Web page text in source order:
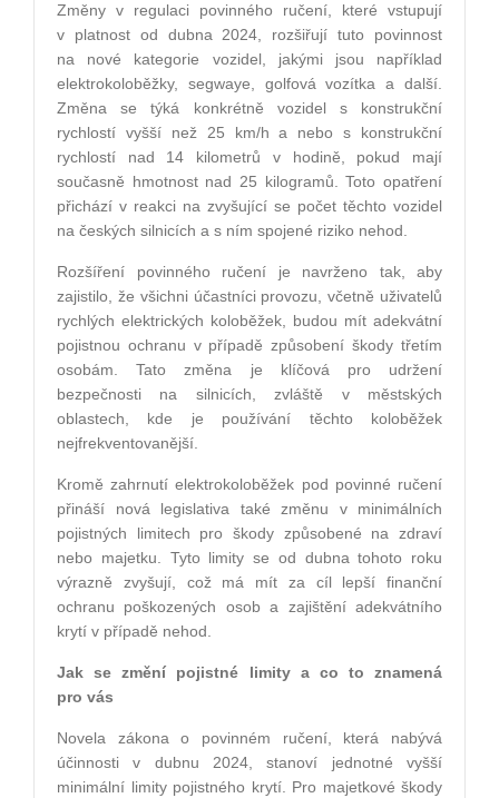
Změny v regulaci povinného ručení, které vstupují
v platnost od dubna 2024, rozšiřují tuto povinnost
na nové kategorie vozidel, jakými jsou například
elektrokoloběžky, segwaye, golfová vozítka a další.
Změna se týká konkrétně vozidel s konstrukční
rychlostí vyšší než 25 km/h a nebo s konstrukční
rychlostí nad 14 kilometrů v hodině, pokud mají
současně hmotnost nad 25 kilogramů. Toto opatření
přichází v reakci na zvyšující se počet těchto vozidel
na českých silnicích a s ním spojené riziko nehod.
Rozšíření povinného ručení je navrženo tak, aby
zajistilo, že všichni účastníci provozu, včetně uživatelů
rychlých elektrických koloběžek, budou mít adekvátní
pojistnou ochranu v případě způsobení škody třetím
osobám. Tato změna je klíčová pro udržení
bezpečnosti na silnicích, zvláště v městských
oblastech, kde je používání těchto koloběžek
nejfrekventovanější.
Kromě zahrnutí elektrokoloběžek pod povinné ručení
přináší nová legislativa také změnu v minimálních
pojistných limitech pro škody způsobené na zdraví
nebo majetku. Tyto limity se od dubna tohoto roku
výrazně zvyšují, což má mít za cíl lepší finanční
ochranu poškozených osob a zajištění adekvátního
krytí v případě nehod.
Jak se změní pojistné limity a co to znamená
pro vás
Novela zákona o povinném ručení, která nabývá
účinnosti v dubnu 2024, stanoví jednotné vyšší
minimální limity pojistného krytí. Pro majetkové škody